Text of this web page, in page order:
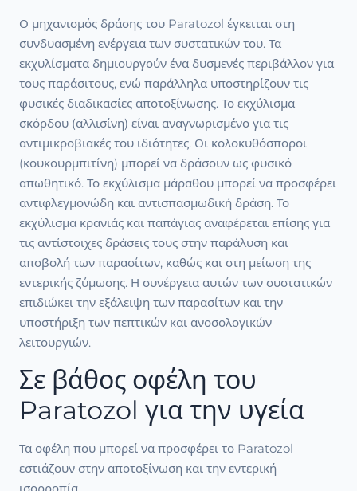
Ο μηχανισμός δράσης του Paratozol έγκειται στη
συνδυασμένη ενέργεια των συστατικών του. Τα
εκχυλίσματα δημιουργούν ένα δυσμενές περιβάλλον για
τους παράσιτους, ενώ παράλληλα υποστηρίζουν τις
φυσικές διαδικασίες αποτοξίνωσης. Το εκχύλισμα
σκόρδου (αλλισίνη) είναι αναγνωρισμένο για τις
αντιμικροβιακές του ιδιότητες. Οι κολοκυθόσποροι
(κουκουρμπιτίνη) μπορεί να δράσουν ως φυσικό
απωθητικό. Το εκχύλισμα μάραθου μπορεί να προσφέρει
αντιφλεγμονώδη και αντισπασμωδική δράση. Το
εκχύλισμα κρανιάς και παπάγιας αναφέρεται επίσης για
τις αντίστοιχες δράσεις τους στην παράλυση και
αποβολή των παρασίτων, καθώς και στη μείωση της
εντερικής ζύμωσης. Η συνέργεια αυτών των συστατικών
επιδιώκει την εξάλειψη των παρασίτων και την
υποστήριξη των πεπτικών και ανοσολογικών
λειτουργιών.
Σε βάθος οφέλη του
Paratozol για την υγεία
Τα οφέλη που μπορεί να προσφέρει το Paratozol
εστιάζουν στην αποτοξίνωση και την εντερική